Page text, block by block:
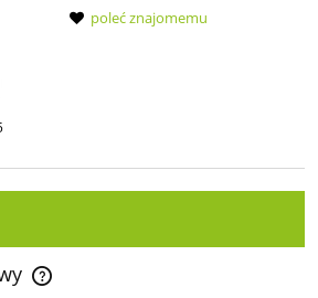
poleć znajomemu
kosztów płatności